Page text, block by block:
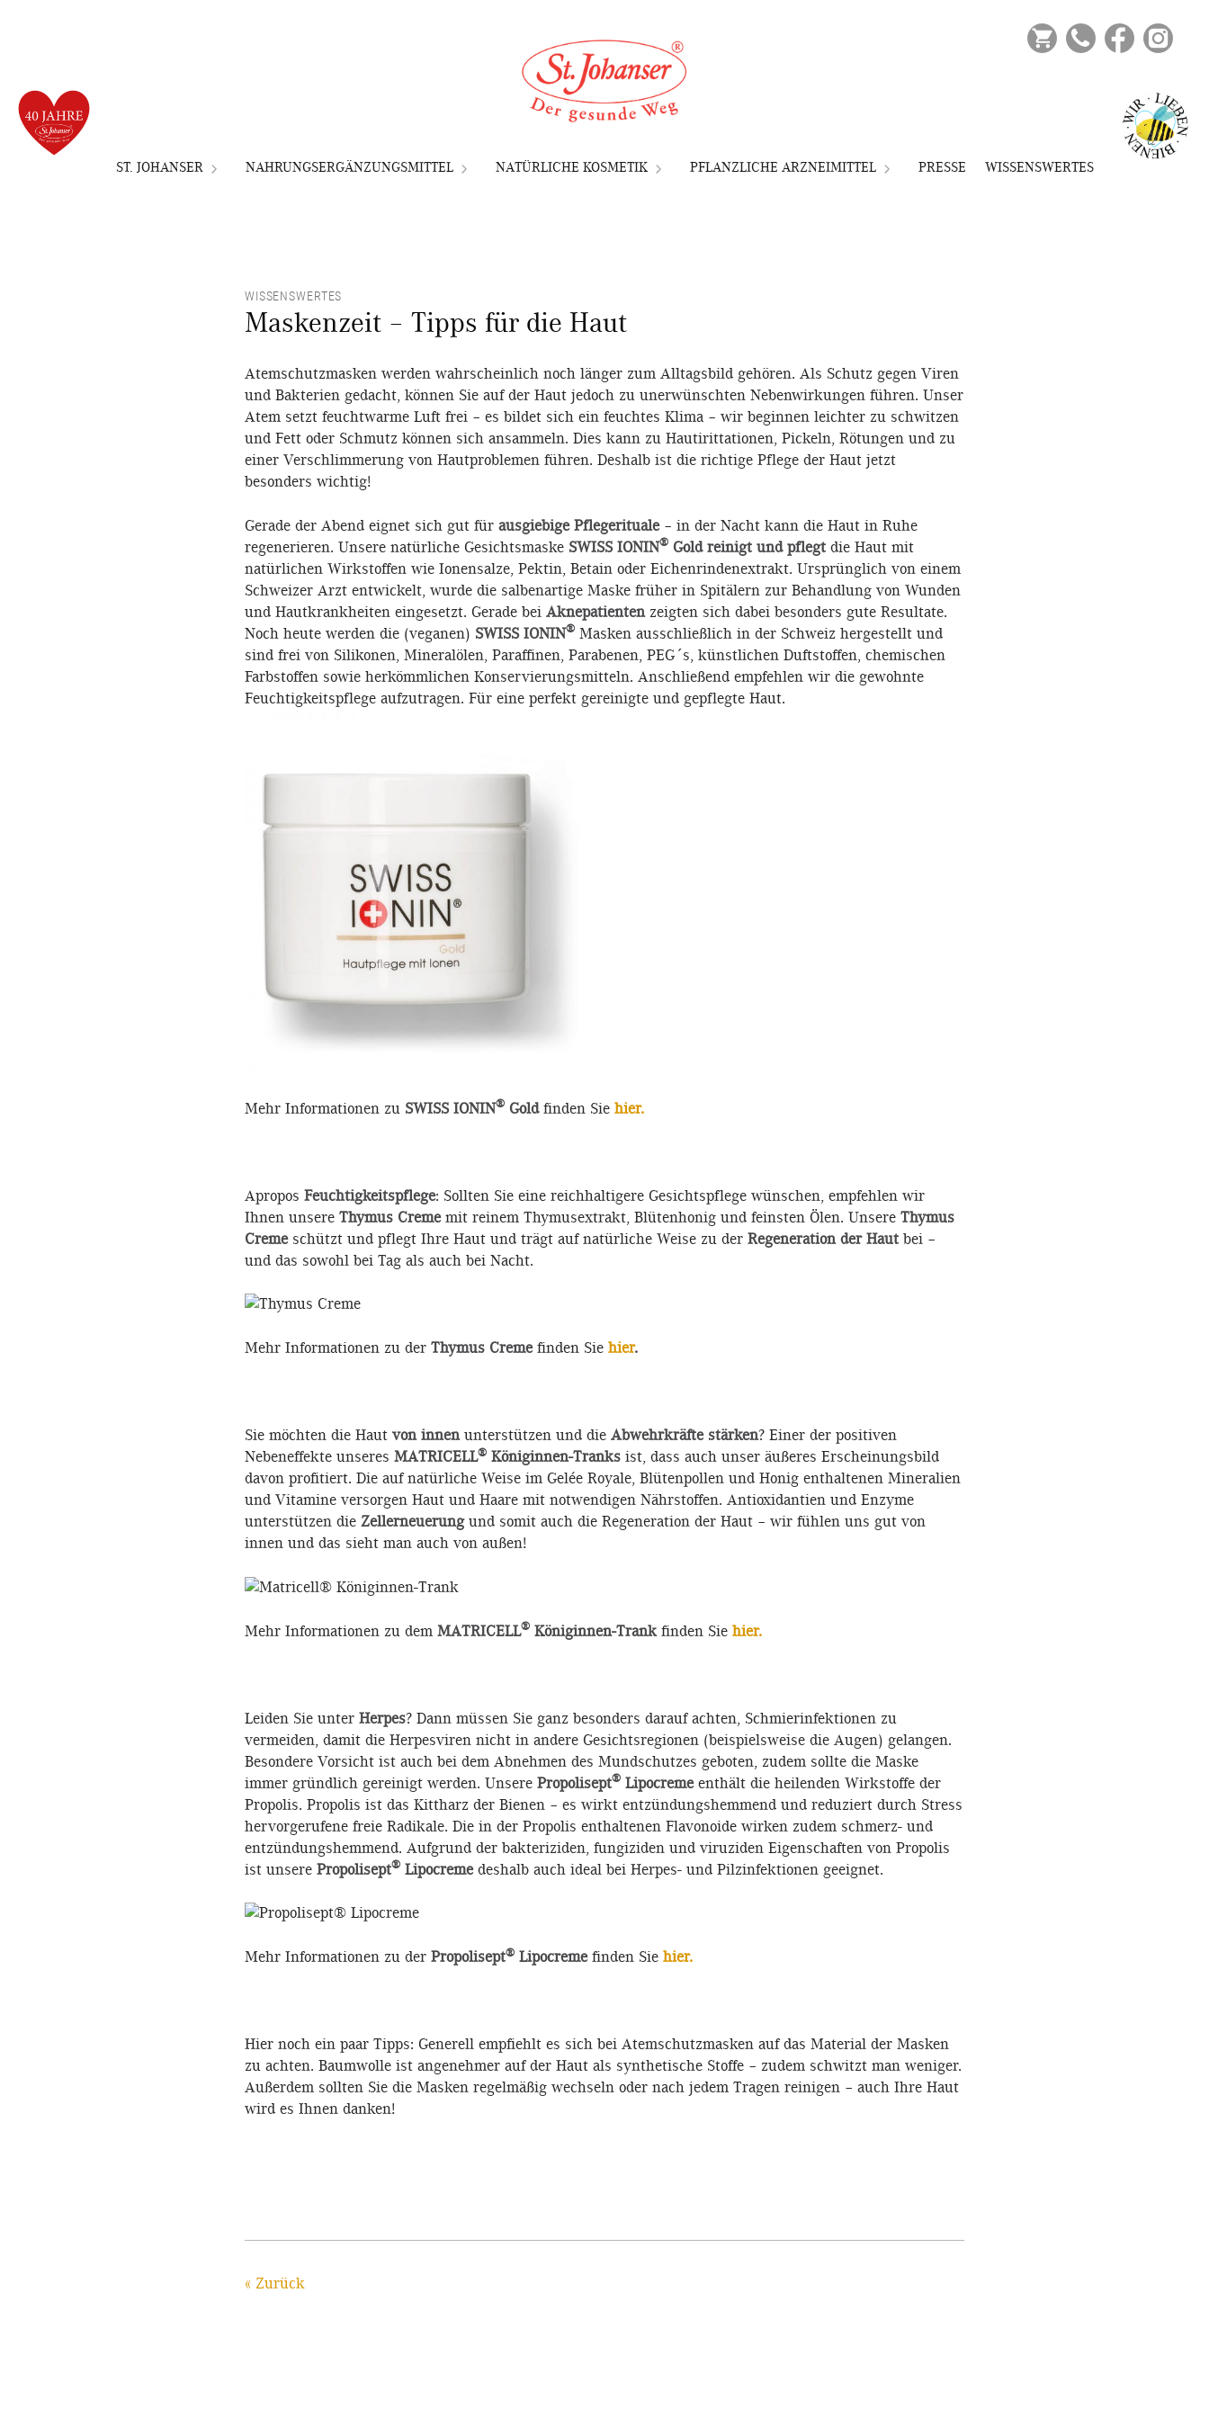
ST. JOHANSER NAHRUNGSERGÄNZUNGSMITTEL NATÜRLICHE KOSMETIK PFLANZLICHE ARZNEIMITTEL PRESSE WISSENSWERTES
WISSENSWERTES
Maskenzeit – Tipps für die Haut
Atemschutzmasken werden wahrscheinlich noch länger zum Alltagsbild gehören. Als Schutz gegen Viren
und Bakterien gedacht, können Sie auf der Haut jedoch zu unerwünschten Nebenwirkungen führen. Unser
Atem setzt feuchtwarme Luft frei – es bildet sich ein feuchtes Klima – wir beginnen leichter zu schwitzen
und Fett oder Schmutz können sich ansammeln. Dies kann zu Hautirittationen, Pickeln, Rötungen und zu
einer Verschlimmerung von Hautproblemen führen. Deshalb ist die richtige Pflege der Haut jetzt
besonders wichtig!
Gerade der Abend eignet sich gut für ausgiebige Pflegerituale– in der Nacht kann die Haut in Ruhe
regenerieren. Unsere natürliche Gesichtsmaske SWISS IONIN® Gold reinigt und pflegt die Haut mit
natürlichen Wirkstoffen wie Ionensalze, Pektin, Betain oder Eichenrindenextrakt. Ursprünglich von einem
Schweizer Arzt entwickelt, wurde die salbenartige Maske früher in Spitälern zur Behandlung von Wunden
und Hautkrankheiten eingesetzt. Gerade bei Aknepatientenzeigten sich dabei besonders gute Resultate.
Noch heute werden die (veganen) SWISS IONIN® Masken ausschließlich in der Schweiz hergestellt und
sind frei von Silikonen, Mineralölen, Paraffinen, Parabenen, PEG´s, künstlichen Duftstoffen, chemischen
Farbstoffen sowie herkömmlichen Konservierungsmitteln. Anschließend empfehlen wir die gewohnte
Feuchtigkeitspflege aufzutragen. Für eine perfekt gereinigte und gepflegte Haut.
Mehr Informationen zu SWISS IONIN® Gold finden Sie hier.
Apropos Feuchtigkeitspflege: Sollten Sie eine reichhaltigere Gesichtspflege wünschen, empfehlen wir
Ihnen unsere Thymus Crememit reinem Thymusextrakt, Blütenhonig und feinsten Ölen. Unsere Thymus
Cremeschützt und pflegt Ihre Haut und trägt auf natürliche Weise zu der Regeneration der Haut bei –
und das sowohl bei Tag als auch bei Nacht.
Mehr Informationen zu der Thymus Creme finden Sie hier.
Sie möchten die Haut von innenunterstützen und die Abwehrkräfte stärken? Einer der positiven
Nebeneffekte unseres MATRICELL® Königinnen-Tranks ist, dass auch unser äußeres Erscheinungsbild
davon profitiert. Die auf natürliche Weise im Gelée Royale, Blütenpollen und Honig enthaltenen Mineralien
und Vitamine versorgen Haut und Haare mit notwendigen Nährstoffen. Antioxidantien und Enzyme
unterstützen die Zellerneuerungund somit auch die Regeneration der Haut – wir fühlen uns gut von
innen und das sieht man auch von außen!
Mehr Informationen zu dem MATRICELL® Königinnen-Trankfinden Sie hier.
Leiden Sie unter Herpes? Dann müssen Sie ganz besonders darauf achten, Schmierinfektionen zu
vermeiden, damit die Herpesviren nicht in andere Gesichtsregionen (beispielsweise die Augen) gelangen.
Besondere Vorsicht ist auch bei dem Abnehmen des Mundschutzes geboten, zudem sollte die Maske
immer gründlich gereinigt werden. Unsere Propolisept® Lipocremeenthält die heilenden Wirkstoffe der
Propolis. Propolis ist das Kittharz der Bienen – es wirkt entzündungshemmend und reduziert durch Stress
hervorgerufene freie Radikale. Die in der Propolis enthaltenen Flavonoide wirken zudem schmerz- und
entzündungshemmend. Aufgrund der bakteriziden, fungiziden und viruziden Eigenschaften von Propolis
ist unsere Propolisept® Lipocremedeshalb auch ideal bei Herpes- und Pilzinfektionen geeignet.
Mehr Informationen zu der Propolisept® Lipocreme finden Sie hier.
Hier noch ein paar Tipps: Generell empfiehlt es sich bei Atemschutzmasken auf das Material der Masken
zu achten. Baumwolle ist angenehmer auf der Haut als synthetische Stoffe – zudem schwitzt man weniger.
Außerdem sollten Sie die Masken regelmäßig wechseln oder nach jedem Tragen reinigen – auch Ihre Haut
wird es Ihnen danken!
« Zurück